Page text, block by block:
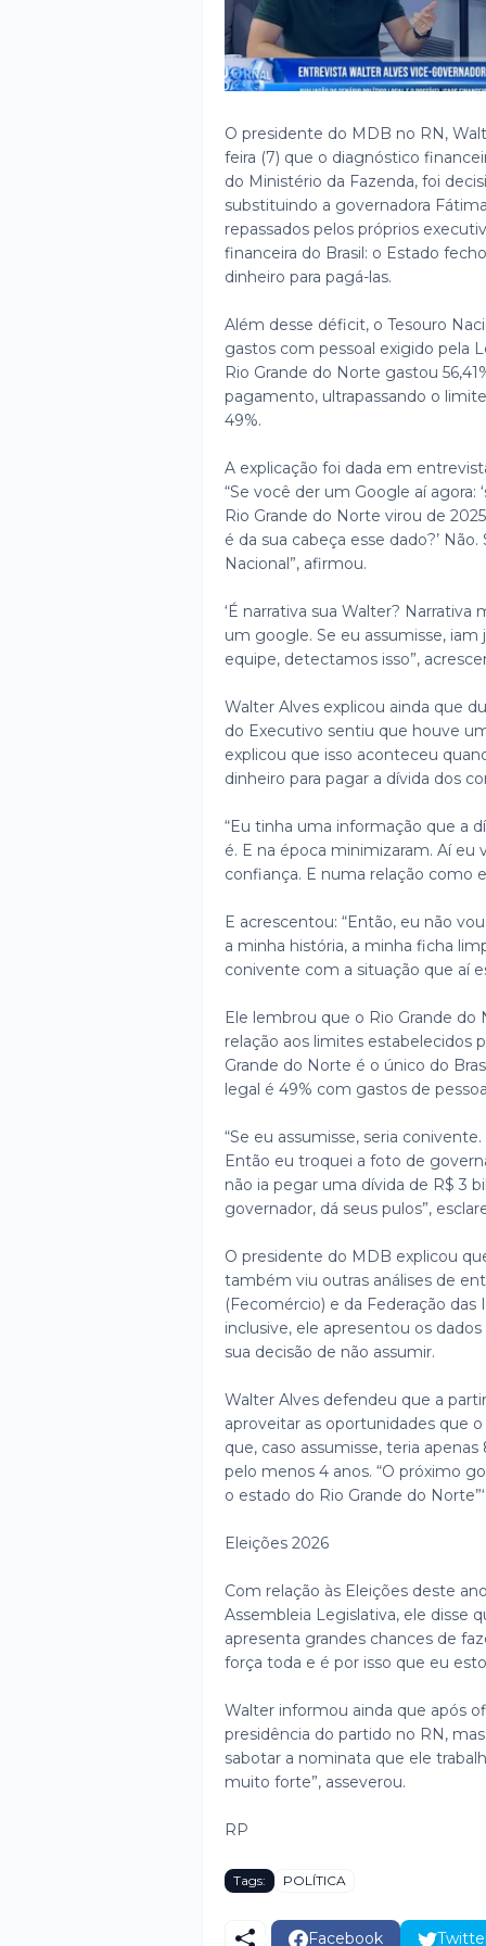
O presidente do MDB no RN,
feira (7) que o diagnóstico
do Ministério da Fazenda, foi
substituindo a governadora
repassados pelos próprios
financeira do Brasil: o Estado
dinheiro para pagá-las.
Além desse déficit, o Tesouro
gastos com pessoal exigido pela
Rio Grande do Norte gastou
pagamento, ultrapassando o
49%.
A explicação foi dada em
“Se você der um Google aí agora:
Rio Grande do Norte virou de
é da sua cabeça esse dado?’
Nacional”, afirmou.
‘É narrativa sua Walter? Narrativa
um google. Se eu assumisse,
equipe, detectamos isso”,
Walter Alves explicou ainda que
do Executivo sentiu que houve
explicou que isso aconteceu
dinheiro para pagar a dívida dos
“Eu tinha uma informação que a
é. E na época minimizaram. Aí eu
confiança. E numa relação como
E acrescentou: “Então, eu não
a minha história, a minha ficha
conivente com a situação que aí
Ele lembrou que o Rio Grande
relação aos limites estabelecidos
Grande do Norte é o único do
legal é 49% com gastos de
“Se eu assumisse, seria
Então eu troquei a foto de
não ia pegar uma dívida de R$ 3
governador, dá seus pulos”,
O presidente do MDB explicou
também viu outras análises de
(Fecomércio) e da Federação
inclusive, ele apresentou os
sua decisão de não assumir.
Walter Alves defendeu que a
aproveitar as oportunidades que
que, caso assumisse, teria
pelo menos 4 anos. “O próximo
o estado do Rio Grande do
Eleições 2026
Com relação às Eleições deste
Assembleia Legislativa, ele disse
apresenta grandes chances de
força toda e é por isso que eu
Walter informou ainda que após
presidência do partido no RN,
sabotar a nominata que ele
muito forte”, asseverou.
RP
Tags: POLÍTICA
Facebook